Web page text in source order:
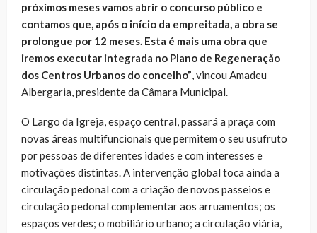
próximos meses vamos abrir o concurso público e
contamos que, após o início da empreitada, a obra se
prolongue por 12 meses. Esta é mais uma obra que
iremos executar integrada no Plano de Regeneração
dos Centros Urbanos do concelho”, vincou Amadeu
Albergaria, presidente da Câmara Municipal.
O Largo da Igreja, espaço central, passará a praça com
novas áreas multifuncionais que permitem o seu usufruto
por pessoas de diferentes idades e com interesses e
motivações distintas. A intervenção global toca ainda a
circulação pedonal com a criação de novos passeios e
circulação pedonal complementar aos arruamentos; os
espaços verdes; o mobiliário urbano; a circulação viária,